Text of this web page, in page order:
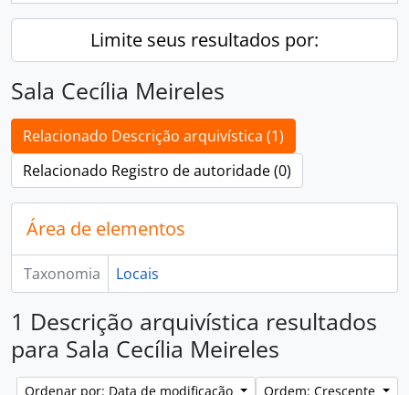
Limite seus resultados por:
Sala Cecília Meireles
Relacionado Descrição arquivística (1)
Relacionado Registro de autoridade (0)
Área de elementos
Taxonomia Locais
1 Descrição arquivística resultados
para Sala Cecília Meireles
Ordenar por: Data de modificação Ordem: Crescente